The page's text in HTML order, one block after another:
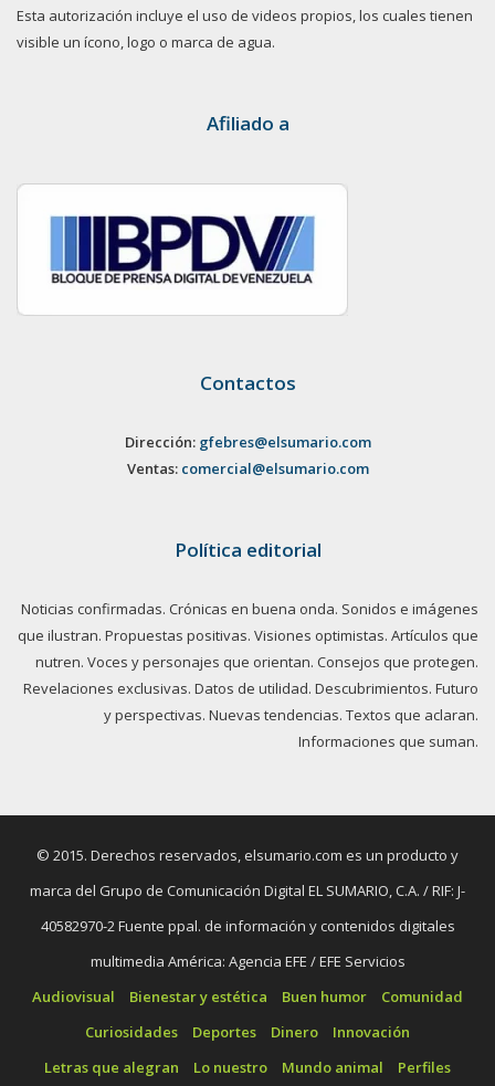
Esta autorización incluye el uso de videos propios, los cuales tienen
visible un ícono, logo o marca de agua.
Afiliado a
Contactos
Dirección: gfebres@elsumario.com
Ventas: comercial@elsumario.com
Política editorial
Noticias confirmadas. Crónicas en buena onda. Sonidos e imágenes
que ilustran. Propuestas positivas. Visiones optimistas. Artículos que
nutren. Voces y personajes que orientan. Consejos que protegen.
Revelaciones exclusivas. Datos de utilidad. Descubrimientos. Futuro
y perspectivas. Nuevas tendencias. Textos que aclaran.
Informaciones que suman.
© 2015. Derechos reservados, elsumario.com es un producto y
marca del Grupo de Comunicación Digital EL SUMARIO, C.A. / RIF: J-
40582970-2 Fuente ppal. de información y contenidos digitales
multimedia América: Agencia EFE / EFE Servicios
Audiovisual
Bienestar y estética Buen humor
Comunidad
Curiosidades
Deportes Dinero
Innovación
Letras que alegran
Lo nuestro Mundo animal Perfiles